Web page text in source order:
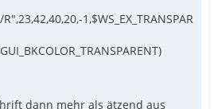
1,$WS_EX_TRANSPAR
dann mehr als ätzend aus